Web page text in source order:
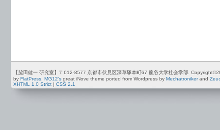
【脇田健一 研究室】〒612-8577 京都市伏見区深草塚本町67 龍谷大学社会学部.
by FlatPress. MG12's great iNove theme ported from Wordpress by Mechatronikerand
XHTML 1.0 Strict
CSS 2.1